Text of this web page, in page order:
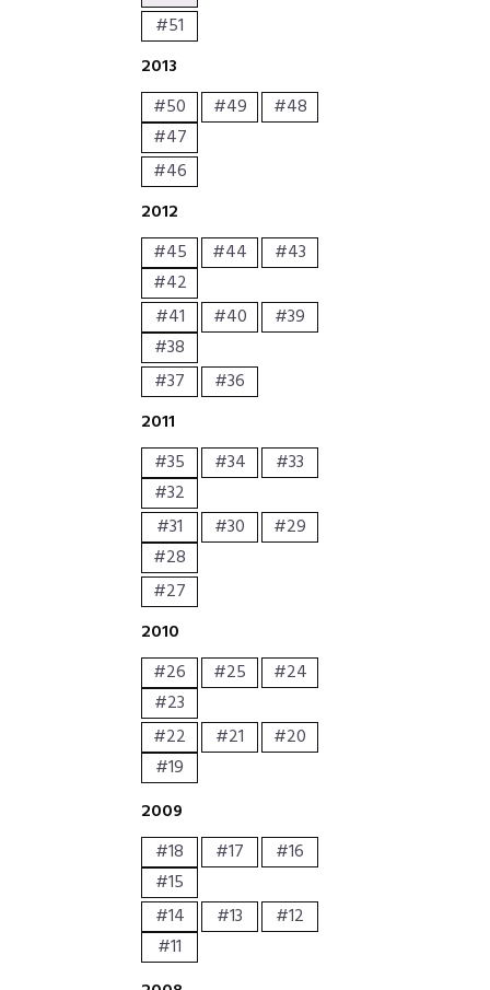
#51
2013
#50
#49
#48
#47
#46
2012
#45
#44
#43
#42
#41
#40
#39
#38
#37
#36
2011
#35
#34
#33
#32
#31
#30
#29
#28
#27
2010
#26
#25
#24
#23
#22
#21
#20
#19
2009
#18
#17
#16
#15
#14
#13
#12
#11